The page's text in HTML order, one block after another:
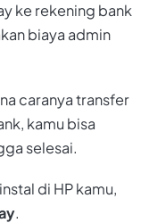
ke rekening bank
biaya admin
caranya transfer
kamu bisa
selesai.
di HP kamu,
.